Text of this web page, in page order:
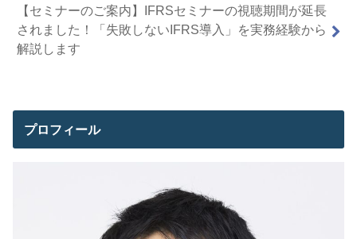
【セミナーのご案内】IFRSセミナーの視聴期間が延長
されました！「失敗しないIFRS導入」を実務経験から
解説します
プロフィール